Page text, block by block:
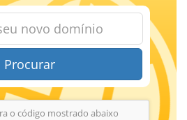
Procurar
o código mostrado abaixo